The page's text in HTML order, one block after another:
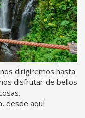
dirigiremos hasta
disfrutar de bellos
desde aquí